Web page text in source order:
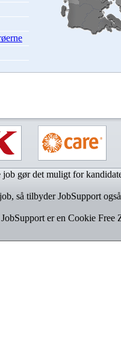
gør det muligt for
så tilbyder JobSupport
er en Cookie Free